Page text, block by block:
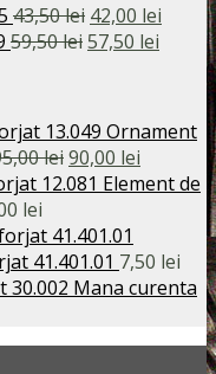
43,50lei Prețul
inițial
43,50 lei.
42,00 lei Prețul
59,50leiPrețul
fost:
59,50 lei.
57,50 lei Prețul
curent
57,50
Ornament
leiPrețul
inițial
fost:
95,00 lei.
90,00 lei
curent
90,00 lei.
Element de
lei
41.401.01 7,50 lei
Mana curenta